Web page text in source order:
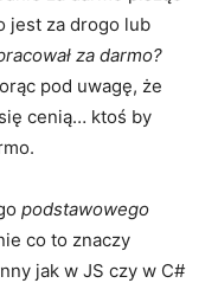
jest za drogo lub
za darmo?
pod uwagę, że
cenią… ktoś by
podstawowego
co to znaczy
jak w JS czy w C#